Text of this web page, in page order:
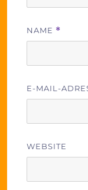
NAME *
E-MAIL-
WEBSITE